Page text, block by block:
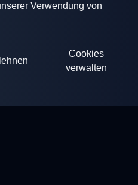
Verwendung von
Cookies
verwalten